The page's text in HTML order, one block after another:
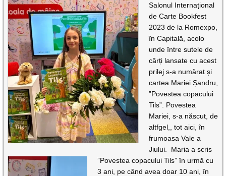
Salonul Internațional
de Carte Bookfest
2023 de la Romexpo,
în Capitală, acolo
unde între sutele de
cărți lansate cu acest
prilej s-a numărat și
cartea Mariei Șandru,
”Povestea copacului
Tils”. Povestea
Mariei, s-a născut, de
altfgel,, tot aici, în
frumoasa Vale a
Jiului. Maria a scris
”Povestea copacului Tils” în urmă cu
3 ani, pe când avea doar 10 ani, în